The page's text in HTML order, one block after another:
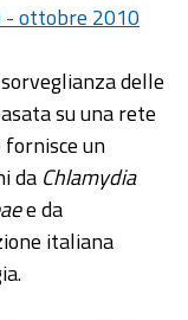
- ottobre 2010
delle
su una rete
un
da Chlamydia
e da
italiana